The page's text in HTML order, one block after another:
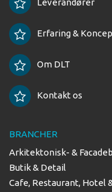
Leverandører
Erfaring &
Om DLT
Kontakt os
BRANCHER
Arkitektonisk- &
Butik & Detail
Cafe, Restaurant, Hotel